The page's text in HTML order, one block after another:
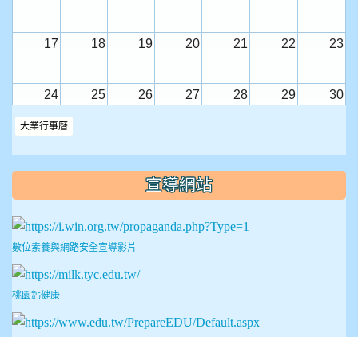
17 18 19 20 21 22 23
24 25 26 27 28 29 30
大業行事曆
宣導網站
數位素養與網路安全宣導影片
桃園鈣健康